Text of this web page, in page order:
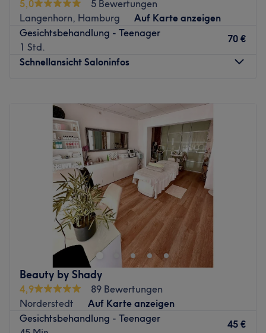
5,0
5 Bewertungen
Langenhorn, Hamburg
Auf Karte anzeigen
Gesichtsbehandlung - Teenager
1 Std.
70 €
Schnellansicht Saloninfos
Dienstag
10:00–
Mittwoch
10:00–17:30
Donnerstag
10:00 –17:30
Freitag
10:00–17:30
Samstag
11:00–17:30
Sonntag
Geschlossen
Nächste öffentliche Verkehrsmittel:
Nur zwei Gehminuten entfernt des Salons befindet sich
die Bushaltestelle Wördenmoorweg.
Was uns an dem Salon gefällt:
Atmosphäre:
Produkte und Produktmarken: Cure Concept, Jolifin,
Beauty by Shady
4,9
89 Bewertungen
Norderstedt
Auf Karte anzeigen
Gesichtsbehandlung - Teenager
45 €